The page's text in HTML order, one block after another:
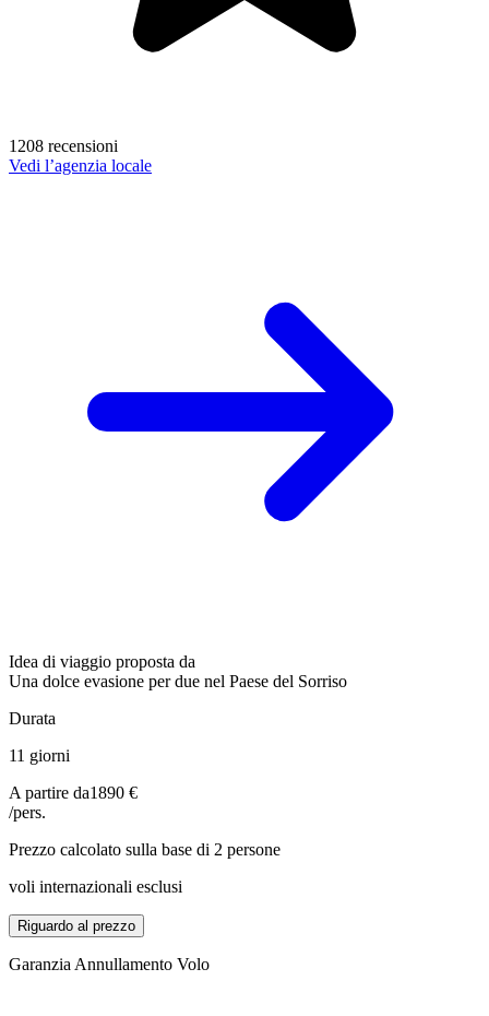
1208 recensioni
Vedi l’agenzia locale
Idea di viaggio proposta da
Una dolce evasione per due nel Paese del Sorriso
Durata
11 giorni
A partire da1890 €
/pers.
Prezzo calcolato sulla base di 2 persone
voli internazionali esclusi
Riguardo al prezzo
Garanzia Annullamento Volo